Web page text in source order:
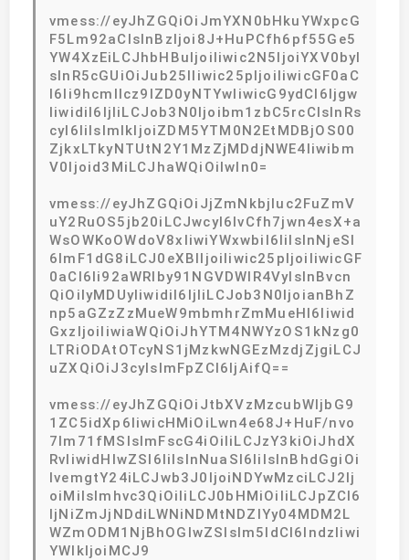
vmess://eyJhZGQiOiJmYXN0bHkuYWxpcG
F5Lm92aCIsInBzIjoi8J+HuPCfh6pf55Ge5
YW4XzEiLCJhbHBuIjoiIiwic2N5IjoiYXV0byI
sInR5cGUiOiJub25lIiwic25pIjoiIiwicGF0aC
I6Ii9hcmllcz9lZD0yNTYwIiwicG9ydCI6Ijgw
IiwidiI6IjIiLCJob3N0Ijoibm1zbC5rcCIsInRs
cyI6IiIsImlkIjoiZDM5YTM0N2EtMDBjOS00
ZjkxLTkyNTUtN2Y1MzZjMDdjNWE4Iiwibm
V0Ijoid3MiLCJhaWQiOiIwIn0=
vmess://eyJhZGQiOiJjZmNkbjIuc2FuZmV
uY2RuOS5jb20iLCJwcyI6IvCfh7jwn4esX+a
WsOWKoOWdoV8xIiwiYWxwbiI6IiIsInNjeSI
6ImF1dG8iLCJ0eXBlIjoiIiwic25pIjoiIiwicGF
0aCI6Ii92aWRlby91NGVDWlR4VyIsInBvcn
QiOiIyMDUyIiwidiI6IjIiLCJob3N0IjoianBhZ
np5aGZzZzMueW9mbmhrZmMueHl6Iiwid
GxzIjoiIiwiaWQiOiJhYTM4NWYzOS1kNzg0
LTRiODAtOTcyNS1jMzkwNGEzMzdjZjgiLCJ
uZXQiOiJ3cyIsImFpZCI6IjAifQ==
vmess://eyJhZGQiOiJtbXVzMzcubWljbG9
1ZC5idXp6IiwicHMiOiLwn4e68J+HuF/nvo
7lm71fMSIsImFscG4iOiIiLCJzY3kiOiJhdX
RvIiwidHlwZSI6IiIsInNuaSI6IiIsInBhdGgiOi
IvemgtY24iLCJwb3J0IjoiNDYwMzciLCJ2Ij
oiMiIsImhvc3QiOiIiLCJ0bHMiOiIiLCJpZCI6
IjNiZmJjNDdiLWNiNDMtNDZlYy04MDM2L
WZmODM1NjBhOGIwZSIsIm5ldCI6IndzIiwi
YWlkIjoiMCJ9